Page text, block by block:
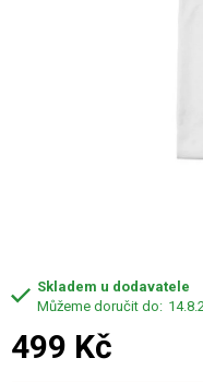
Skladem u dodavatele
499 Kč